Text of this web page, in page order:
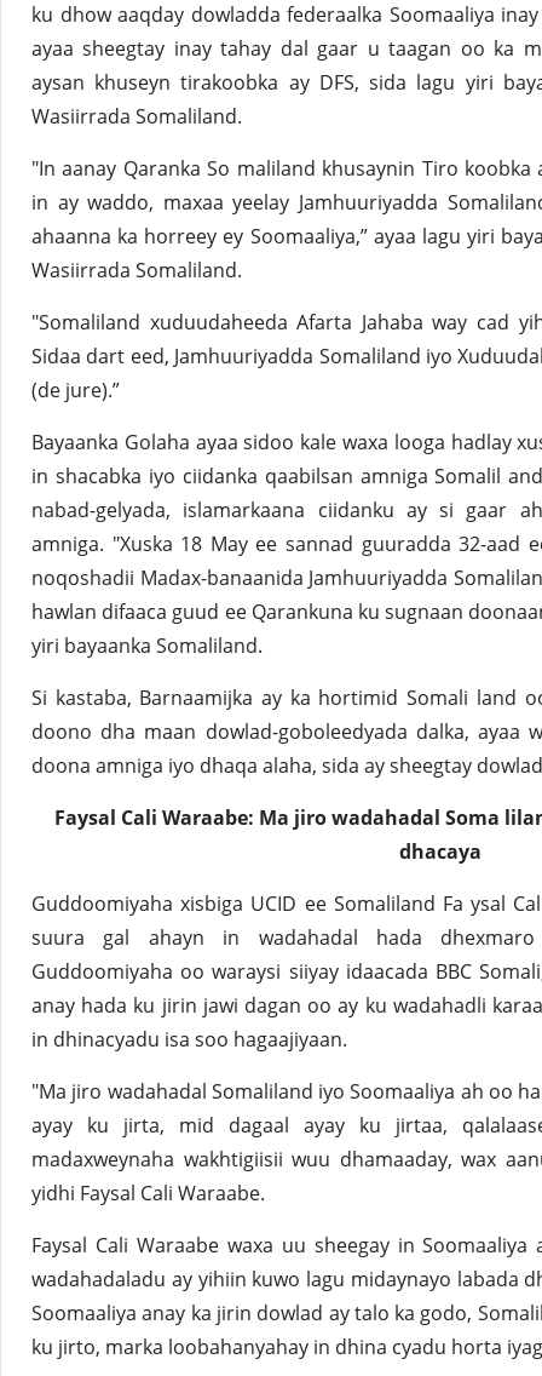
ku dhow aaqday dowladda federaalka Soomaaliya
ayaa sheegtay inay tahay dal gaar u taagan oo ka
aysan khuseyn tirakoobka ay DFS, sida lagu yiri
Wasiirrada Somaliland.
"In aanay Qaranka So maliland khusaynin Tiro koobka
in ay waddo, maxaa yeelay Jamhuuriyadda
ahaanna ka horreey ey Soomaaliya,” ayaa lagu yiri
Wasiirrada Somaliland.
"Somaliland xuduudaheeda Afarta Jahaba way cad
Sidaa dart eed, Jamhuuriyadda Somaliland iyo
(de jure).”
Bayaanka Golaha ayaa sidoo kale waxa looga hadlay
in shacabka iyo ciidanka qaabilsan amniga Somalil
nabad-gelyada, islamarkaana ciidanku ay si gaar
amniga. "Xuska 18 May ee sannad guuradda 32-aad
noqoshadii Madax-banaanida Jamhuuriyadda
hawlan difaaca guud ee Qarankuna ku sugnaan
yiri bayaanka Somaliland.
Si kastaba, Barnaamijka ay ka hortimid Somali land
doono dha maan dowlad-goboleedyada dalka, ayaa
doona amniga iyo dhaqa alaha, sida ay sheegtay
Faysal Cali Waraabe: Ma jiro wadahadal Soma
dhacaya
Guddoomiyaha xisbiga UCID ee Somaliland Fa ysal
suura gal ahayn in wadahadal hada
Guddoomiyaha oo waraysi siiyay idaacada BBC
anay hada ku jirin jawi dagan oo ay ku wadahadli
in dhinacyadu isa soo hagaajiyaan.
"Ma jiro wadahadal Somaliland iyo Soomaaliya ah oo
ayay ku jirta, mid dagaal ayay ku jirtaa,
madaxweynaha wakhtigiisii wuu dhamaaday, wax
yidhi Faysal Cali Waraabe.
Faysal Cali Waraabe waxa uu sheegay in
wadahadaladu ay yihiin kuwo lagu midaynayo labada
Soomaaliya anay ka jirin dowlad ay talo ka godo,
ku jirto, marka loobahanyahay in dhina cyadu horta